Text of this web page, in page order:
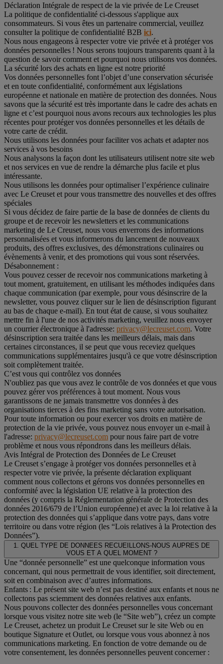
Déclaration Intégrale de respect de la vie privée de Le Creuset
La politique de confidentialité ci-dessous s'applique aux
consommateurs. Si vous êtes un partenaire commercial, veuillez
consulter la politique de confidentialité B2B ici.
Nous nous engageons à respecter votre vie privée et à protéger vos
données personnelles ! Nous serons toujours transparents quant à la
question de savoir comment et pourquoi nous utilisons vos données.
La sécurité lors des achats en ligne est notre priorité
Vos données personnelles font l’objet d’une conservation sécurisée
et en toute confidentialité, conformément aux législations
européenne et nationale en matière de protection des données. Nous
savons que la sécurité est très importante dans le cadre des achats en
ligne et c’est pourquoi nous avons recours aux technologies les plus
récentes pour protéger vos données personnelles et les détails de
votre carte de crédit.
Nous utilisons les données pour faciliter vos achats et adapter nos
services à vos besoins
Nous analysons la façon dont les utilisateurs utilisent notre site web
et nos services en vue de rendre la démarche plus facile et plus
intéressante.
Nous utilisons les données pour optimaliser l’expérience culinaire
avec Le Creuset et pour vous transmettre des nouvelles et des offres
spéciales
Si vous décidez de faire partie de la base de données de clients du
groupe et de recevoir les newsletters et les communications
marketing de Le Creuset, nous vous enverrons des informations
personnalisées et vous informerons du lancement de nouveaux
produits, des offres exclusives, des démonstrations culinaires ou
évènements à venir, et des promotions qui vous sont réservées.
Désabonnement :
Vous pouvez cesser de recevoir nos communications marketing à
tout moment, gratuitement, en utilisant les méthodes indiquées dans
chaque communication (par exemple, pour vous désinscrire de la
newsletter, vous pouvez cliquer sur le lien de désinscription figurant
au bas de chaque e-mail). En tout état de cause, si vous souhaitez
mettre fin à l'une de nos activités marketing, veuillez nous envoyer
un courrier électronique à l'adresse: privacy@lecreuset.com. Votre
désinscription sera traitée dans les meilleurs délais, mais dans
certaines circonstances, il se peut que vous receviez quelques
communications supplémentaires jusqu'à ce que votre désinscription
soit complètement traitée.
C’est vous qui contrôlez vos données
N'oubliez pas que vous avez le contrôle de vos données et que vous
pouvez gérer vos préférences à tout moment. Nous vous
garantissons de ne jamais transmettre vos données à des
organisations tierces à des fins marketing sans votre autorisation.
Pour toute information ou pour exercer vos droits en matière de
protection de la vie privée, vous pouvez nous envoyer un e-mail à
l'adresse: privacy@lecreuset.com pour nous faire part de votre
problème et nous vous répondrons dans les meilleurs délais.
Avis Intégral de Protection des Données de Le Creuset
Le Creuset s’engage à protéger vos données personnelles et à
respecter votre vie privée, la présente déclaration expliquant
comment nous collectons et gérons vos données personnelles en
conformité avec la législation UE relative à la protection des
données (y compris la Réglementation générale de Protection des
données 2016/679 de l’Union européenne) et avec la loi relative à la
protection des données qui s’applique dans votre pays, dans votre
territoire ou dans votre région (les “Lois relatives à la Protection des
Données”).
1. QUEL TYPE DE DONNEES RECUEILLONS-NOUS AUPRES DE
VOUS ET A QUEL MOMENT ?
Une “donnée personnelle” est une quelconque information vous
concernant, qui nous permettrait de vous identifier, soit directement,
soit en combinaison avec d’autres informations.
Enfants : Le présent site web n’est pas destiné aux enfants et nous ne
collectons pas sciemment des données relatives aux enfants.
Nous pouvons collecter des données personnelles vous concernant
lorsque vous visitez notre site web (le “Site web”), créez un compte
Le Creuset, achetez un produit Le Creuset sur le site Web ou en
boutique Signature et Outlet, ou lorsque vous vous abonnez à nos
communications marketing. En fonction de votre demande ou de
votre consentement, les données personnelles peuvent concerner :